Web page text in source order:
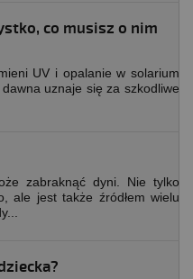
co musisz o nim
UV i opalanie w solarium
uznaje się za szkodliwe
zabraknąć dyni. Nie tylko
ale jest także źródłem wielu